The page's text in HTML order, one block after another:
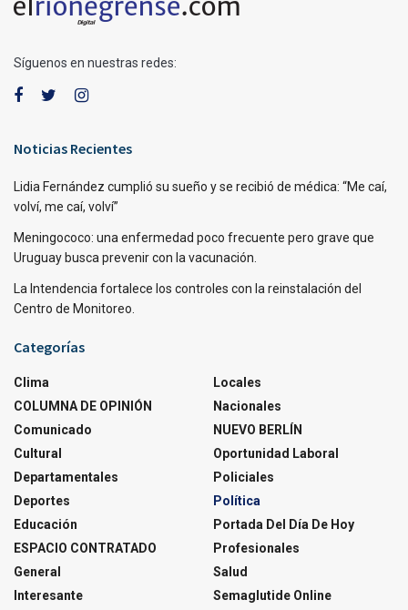
Síguenos en nuestras redes:
Noticias Recientes
Lidia Fernández cumplió su sueño y se recibió de médica: “Me caí,
volví, me caí, volví”
Meningococo: una enfermedad poco frecuente pero grave que
Uruguay busca prevenir con la vacunación.
La Intendencia fortalece los controles con la reinstalación del
Centro de Monitoreo.
Categorías
Clima
COLUMNA DE OPINIÓN
Comunicado
Cultural
Departamentales
Deportes
Educación
ESPACIO CONTRATADO
General
Interesante
Locales
Nacionales
NUEVO BERLÍN
Oportunidad Laboral
Policiales
Política
Portada Del Día De Hoy
Profesionales
Salud
Semaglutide Online